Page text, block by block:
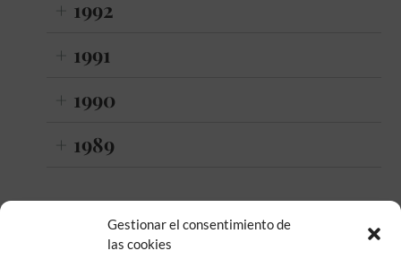
Gestionar el consentimiento de
las cookies
1992
1991
1990
1989